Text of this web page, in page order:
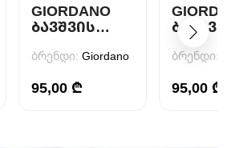
GIORDANO
ᲑᲐᲕᲨᲕᲘᲡ
ბრენდი: Giordano
95,00 ₾
ბრენდი:
95,00 ₾